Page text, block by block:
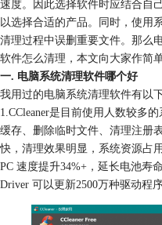
速度。因此选择软件时应结合自
以选择合适的产品。同时，使用
清理过程中误删重要文件。那么
软件怎么清理，本文向大家作简单
一. 电脑系统清理软件哪个好
我用过的电脑系统清理软件有以
1.CCleaner是目前使用人数较多
缓存、删除临时文件、清理注册
快，清理效果明显，系统资源占
PC 速度提升34%+，延长电池寿
Driver 可以更新2500万种驱动程